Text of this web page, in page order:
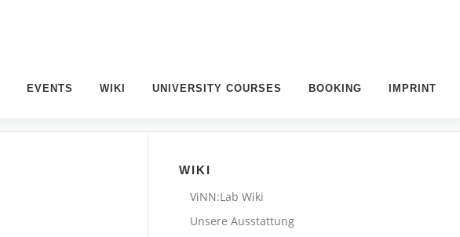
EVENTS WIKI UNIVERSITY COURSES BOOKING IMPRINT
WIKI
ViNN:Lab Wiki
Unsere Ausstattung